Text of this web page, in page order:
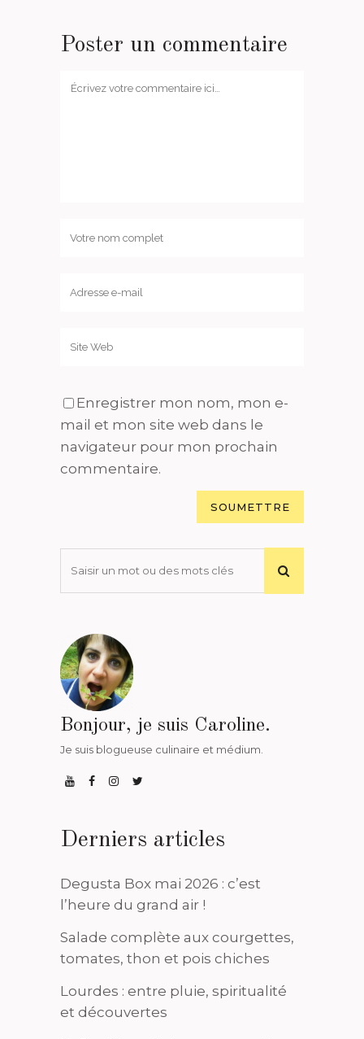
Poster un commentaire
Enregistrer mon nom, mon e-
mail et mon site web dans le
navigateur pour mon prochain
commentaire.
Bonjour, je suis Caroline.
Je suis blogueuse culinaire et médium.
Derniers articles
Degusta Box mai 2026 : c’est
l’heure du grand air !
Salade complète aux courgettes,
tomates, thon et pois chiches
Lourdes : entre pluie, spiritualité
et découvertes